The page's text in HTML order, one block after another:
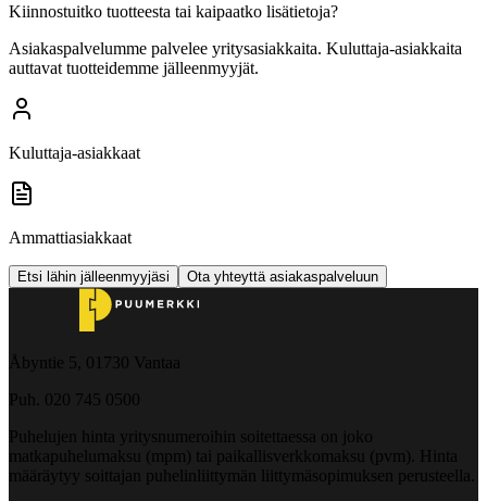
Kiinnostuitko tuotteesta tai kaipaatko lisätietoja?
Asiakaspalvelumme palvelee yritysasiakkaita. Kuluttaja-asiakkaita
auttavat tuotteidemme jälleenmyyjät.
Kuluttaja-asiakkaat
Ammattiasiakkaat
Etsi lähin jälleenmyyjäsi Ota yhteyttä asiakaspalveluun
Åbyntie 5, 01730 Vantaa
Puh. 020 745 0500
Puhelujen hinta yritysnumeroihin soitettaessa on joko
matkapuhelumaksu (mpm) tai paikallisverkkomaksu (pvm). Hinta
määräytyy soittajan puhelinliittymän liittymäsopimuksen perusteella.